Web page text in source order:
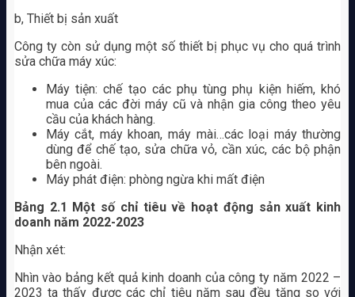
b, Thiết bị sản xuất
Công ty còn sử dụng một số thiết bị phục vụ cho quá trình
sửa chữa máy xúc:
Máy tiện: chế tạo các phụ tùng phụ kiện hiếm, khó
mua của các đời máy cũ và nhận gia công theo yêu
cầu của khách hàng.
Máy cắt, máy khoan, máy mài…các loại máy thường
dùng để chế tạo, sửa chữa vỏ, cần xúc, các bộ phận
bên ngoài.
Máy phát điện: phòng ngừa khi mất điện
Bảng 2.1 Một số chỉ tiêu về hoạt động sản xuất kinh
doanh năm 2022-2023
Nhận xét:
Nhìn vào bảng kết quả kinh doanh của công ty năm 2022 –
2023 ta thấy được các chỉ tiêu năm sau đều tăng so với